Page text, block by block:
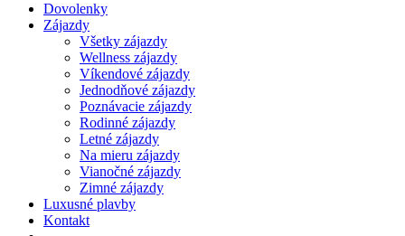
Dovolenky
Zájazdy
Všetky zájazdy
Wellness zájazdy
Víkendové zájazdy
Jednodňové zájazdy
Poznávacie zájazdy
Rodinné zájazdy
Letné zájazdy
Na mieru zájazdy
Vianočné zájazdy
Zimné zájazdy
Luxusné plavby
Kontakt